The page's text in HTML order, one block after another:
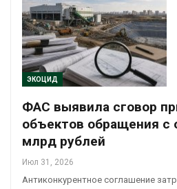
ЭКОЦИД
ФАС выявила сговор
объектов обращения с
млрд рублей
Июл 31, 2026
Антиконкурентное соглашение